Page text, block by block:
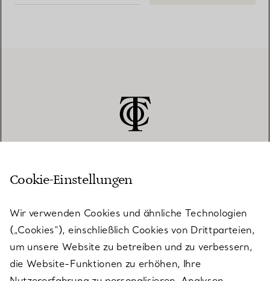
KUNDENSERVICE
SERVICES
Cookie-Einstellungen
Wir verwenden Cookies und ähnliche Technologien
(„Cookies“), einschließlich Cookies von Drittparteien,
um unsere Website zu betreiben und zu verbessern,
die Website-Funktionen zu erhöhen, Ihre